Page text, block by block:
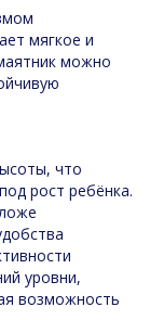
мягкое и
можно
что
рост ребёнка.
уровни,
возможность